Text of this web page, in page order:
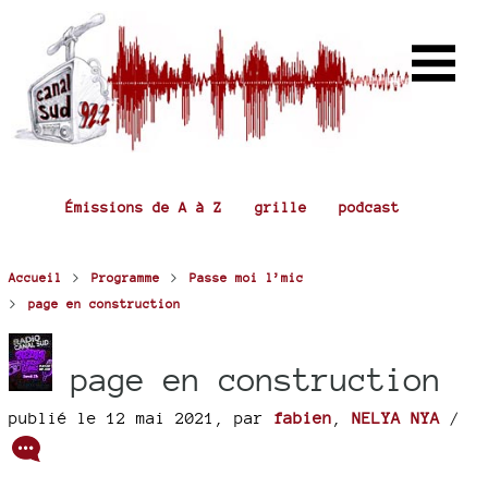
Émissions de A à Z grille podcast
Accueil > Programme > Passe moi l’mic
> page en construction
page en construction
publié le 12 mai 2021 par fabien NELYA NYA /